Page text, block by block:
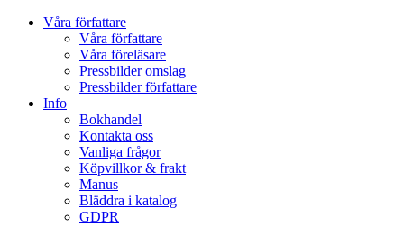
Våra författare
Våra författare
Våra föreläsare
Pressbilder omslag
Pressbilder författare
Info
Bokhandel
Kontakta oss
Vanliga frågor
Köpvillkor & frakt
Manus
Bläddra i katalog
GDPR